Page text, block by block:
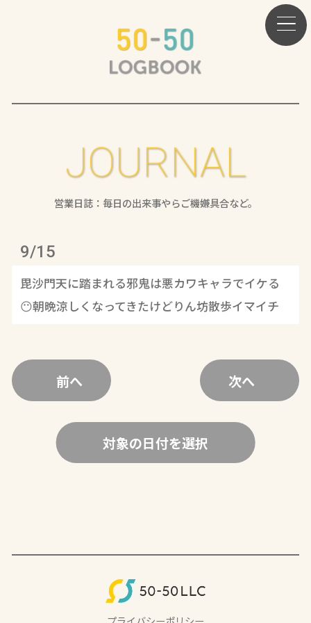
JOURNAL
営業日誌：毎日の出来事やらご機嫌具合など。
9/15
毘沙門天に踏まれる邪鬼は悪カワキャラでイケる
😶朝晩涼しくなってきたけどりん坊散歩イマイチ
前へ 次へ
対象の日付を選択